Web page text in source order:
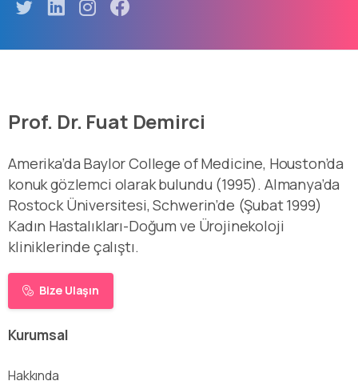
Prof. Dr. Fuat Demirci
Amerika’da Baylor College of Medicine, Houston’da
konuk gözlemci olarak bulundu (1995). Almanya’da
Rostock Üniversitesi, Schwerin’de (Şubat 1999)
Kadın Hastalıkları-Doğum ve Ürojinekoloji
kliniklerinde çalıştı.
Bize Ulaşın
Kurumsal
Hakkında